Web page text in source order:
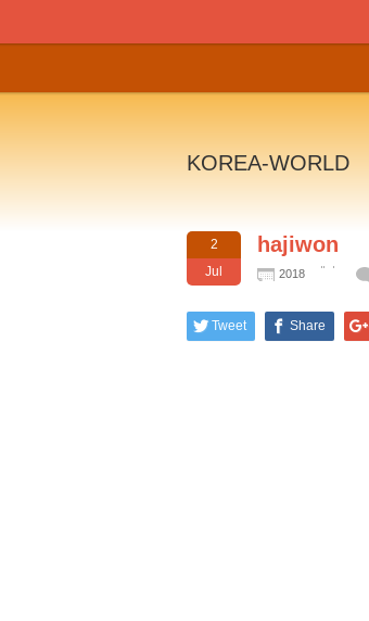
KOREA-WORLD
2
Jul
hajiwon
2018
Tweet Share